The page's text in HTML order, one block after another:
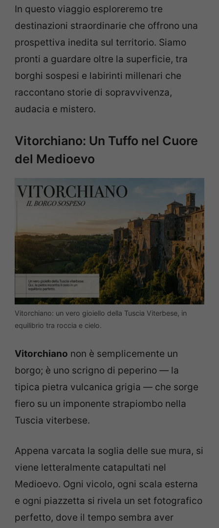
In questo viaggio esploreremo tre
destinazioni straordinarie che offrono una
prospettiva inedita sul territorio. Siamo
pronti a guardare oltre la superficie, tra
borghi sospesi e labirinti millenari che
raccontano storie di sopravvivenza,
audacia e mistero.
Vitorchiano: Un Tuffo nel Cuore
del Medioevo
Vitorchiano: un vero gioiello della Tuscia Viterbese, in
equilibrio tra roccia e cielo.
Vitorchiano non è semplicemente un
borgo; è uno scrigno di peperino — la
tipica pietra vulcanica grigia — che sorge
fiero su un imponente strapiombo nella
Tuscia viterbese.
Appena varcata la soglia delle sue mura, si
viene letteralmente catapultati nel
Medioevo. Ogni vicolo, ogni scala esterna
e ogni piazzetta si rivela un set fotografico
perfetto, dove il tempo sembra aver